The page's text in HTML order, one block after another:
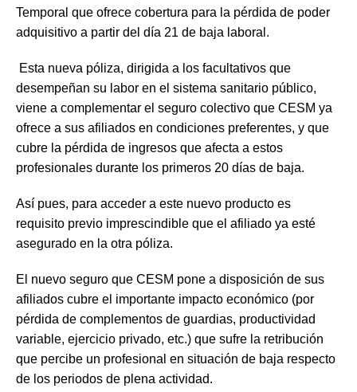
Temporal que ofrece cobertura para la pérdida de poder
adquisitivo a partir del día 21 de baja laboral.
Esta nueva póliza, dirigida a los facultativos que
desempeñan su labor en el sistema sanitario público,
viene a complementar el seguro colectivo que CESM ya
ofrece a sus afiliados en condiciones preferentes, y que
cubre la pérdida de ingresos que afecta a estos
profesionales durante los primeros 20 días de baja.
Así pues, para acceder a este nuevo producto es
requisito previo imprescindible que el afiliado ya esté
asegurado en la otra póliza.
El nuevo seguro que CESM pone a disposición de sus
afiliados cubre el importante impacto económico (por
pérdida de complementos de guardias, productividad
variable, ejercicio privado, etc.) que sufre la retribución
que percibe un profesional en situación de baja respecto
de los periodos de plena actividad.